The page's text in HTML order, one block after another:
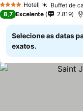
4 EstrelasHotel Buffet de
8,7 Excelente 2.819
Selecione as datas
exatos.